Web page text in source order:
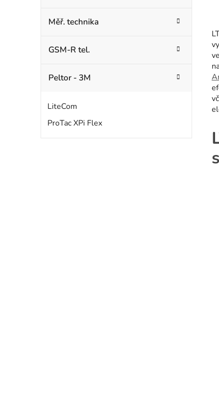
Měř. technika
GSM-R tel.
Peltor - 3M
LiteCom
ProTac XPi Flex